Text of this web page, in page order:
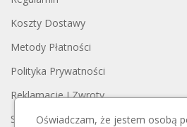
Koszty Dostawy
Metody Płatności
Polityka Prywatności
Reklamacje I Zwroty
Skontaktuj Się Z Nami
Oświadczam, że jestem osobą